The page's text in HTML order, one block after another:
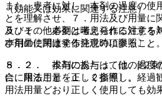
また、患者に対し、本剤の過度の使
とを理解させ、７．用法及び用量に
及びその他必要と考えられる注意を
び用量に関連する注意の項参照〕。
８．２． 投与にあたっては、過度
に、用法用量を正しく指導し、経過
用法用量どおり正しく使用しても効
（効能又は効果に関連する注意）
５．１． 本剤は喘息発作に対する
本剤の使用は発作発現時に限ること。
５．２． 本剤の投与は、他のβ２
合に限ること〔１．２参照〕。